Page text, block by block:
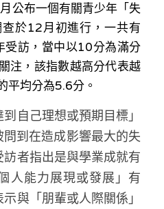
公布一個有關青少年「失
於12月初進行，一共有
訪，當中以10分為滿分
注，該指數越高分代表越
平均分為5.6分。
自己理想或預期目標」
到在造成影響最大的失
者指出是與學業成就有
人能力展現或發展」有
與「朋輩或人際關係」